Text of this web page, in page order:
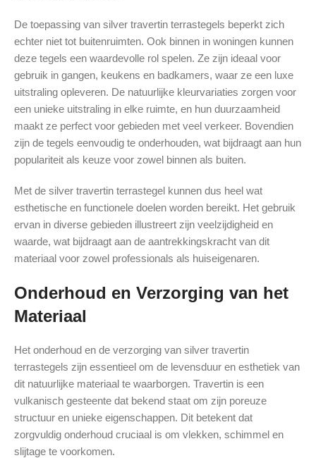
De toepassing van silver travertin terrastegels beperkt zich
echter niet tot buitenruimten. Ook binnen in woningen kunnen
deze tegels een waardevolle rol spelen. Ze zijn ideaal voor
gebruik in gangen, keukens en badkamers, waar ze een luxe
uitstraling opleveren. De natuurlijke kleurvariaties zorgen voor
een unieke uitstraling in elke ruimte, en hun duurzaamheid
maakt ze perfect voor gebieden met veel verkeer. Bovendien
zijn de tegels eenvoudig te onderhouden, wat bijdraagt aan hun
populariteit als keuze voor zowel binnen als buiten.
Met de silver travertin terrastegel kunnen dus heel wat
esthetische en functionele doelen worden bereikt. Het gebruik
ervan in diverse gebieden illustreert zijn veelzijdigheid en
waarde, wat bijdraagt aan de aantrekkingskracht van dit
materiaal voor zowel professionals als huiseigenaren.
Onderhoud en Verzorging van het
Materiaal
Het onderhoud en de verzorging van silver travertin
terrastegels zijn essentieel om de levensduur en esthetiek van
dit natuurlijke materiaal te waarborgen. Travertin is een
vulkanisch gesteente dat bekend staat om zijn poreuze
structuur en unieke eigenschappen. Dit betekent dat
zorgvuldig onderhoud cruciaal is om vlekken, schimmel en
slijtage te voorkomen.